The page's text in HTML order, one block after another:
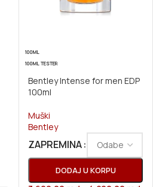
100ML
100ML TESTER
Bentley Intense for men EDP
100ml
Muški
Bentley
ZAPREMINA
DODAJ U KORPU